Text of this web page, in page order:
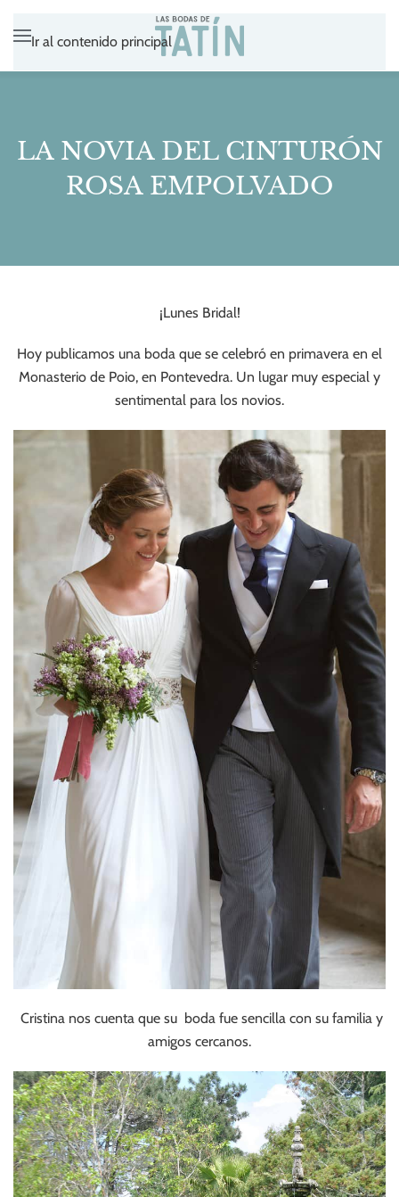
Ir al contenido principal
LA NOVIA DEL CINTURÓN
ROSA EMPOLVADO
¡Lunes Bridal!
Hoy publicamos una boda que se celebró en primavera en el
Monasterio de Poio, en Pontevedra. Un lugar muy especial y
sentimental para los novios.
Cristina nos cuenta que su boda fue sencilla con su familia y
amigos cercanos.